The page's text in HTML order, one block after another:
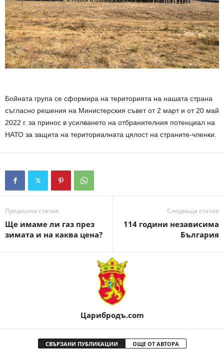
Бойната група се сформира на територията на нашата страна
съгласно решения на Министерския съвет от 2 март и от 20 май
2022 г. за принос в усилването на отбранителния потенциал на
НАТО за защита на териториалната цялост на страните-членки.
Предишна статия
Ще имаме ли газ през
зимата и на каква цена?
Следваща статия
114 години независима
България
Царибродъ.com
СВЪРЗАНИ ПУБЛИКАЦИИ ОЩЕ ОТ АВТОРА